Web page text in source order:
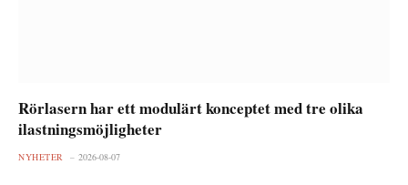
Rörlasern har ett modulärt konceptet med tre olika
ilastningsmöjligheter
NYHETER 2026-08-07